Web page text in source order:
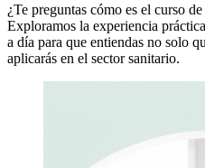
¿Te preguntas cómo es el curso
Exploramos la experiencia
a día para que entiendas no solo
aplicarás en el sector sanitario.